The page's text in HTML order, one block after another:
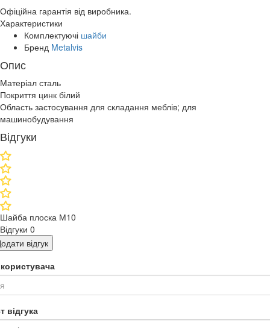
Офіційна гарантія від виробника.
Характеристики
Комплектуючі шайби
Бренд Metalvis
Опис
Матеріал сталь
Покриття цинк білий
Область застосування для складання меблів; для
машинобудування
Відгуки
Шайба плоска М10
Відгуки 0
відгук
відгука